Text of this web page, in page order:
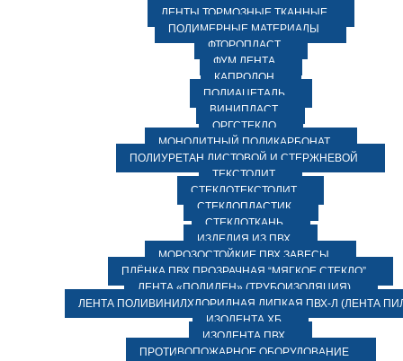
ЛЕНТЫ ТОРМОЗНЫЕ ТКАННЫЕ
ПОЛИМЕРНЫЕ МАТЕРИАЛЫ
ФТОРОПЛАСТ
ФУМ ЛЕНТА
КАПРОЛОН
ПОЛИАЦЕТАЛЬ
ВИНИПЛАСТ
ОРГСТЕКЛО
МОНОЛИТНЫЙ ПОЛИКАРБОНАТ
ПОЛИУРЕТАН ЛИСТОВОЙ И СТЕРЖНЕВОЙ
ТЕКСТОЛИТ
СТЕКЛОТЕКСТОЛИТ
СТЕКЛОПЛАСТИК
СТЕКЛОТКАНЬ
ИЗДЕЛИЯ ИЗ ПВХ
МОРОЗОСТОЙКИЕ ПВХ ЗАВЕСЫ
ПЛЁНКА ПВХ ПРОЗРАЧНАЯ “МЯГКОЕ СТЕКЛО”
ЛЕНТА «ПОЛИЛЕН» (ТРУБОИЗОЛЯЦИЯ)
ЛЕНТА ПОЛИВИНИЛХЛОРИДНАЯ ЛИПКАЯ ПВХ-Л (ЛЕНТА
ИЗОЛЕНТА ХБ
ИЗОЛЕНТА ПВХ
ПРОТИВОПОЖАРНОЕ ОБОРУДОВАНИЕ